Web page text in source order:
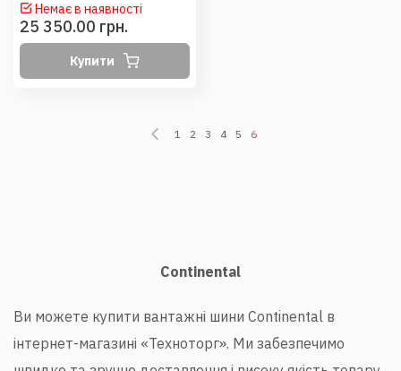
Немає в наявності
25 350.00 грн.
Купити
1 2 3 4 5 6
Continental
Ви можете купити вантажні шини Continental в
інтернет-магазині «Техноторг». Ми забезпечимо